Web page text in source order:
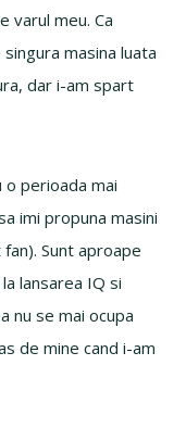
varul meu. Ca
masina luata
dar i-am spart
o perioada mai
imi propuna masini
Sunt aproape
lansarea IQ si
nu se mai ocupa
de mine cand i-am